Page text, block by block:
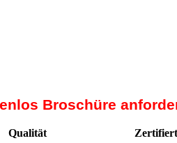
Broschüre
Qualität